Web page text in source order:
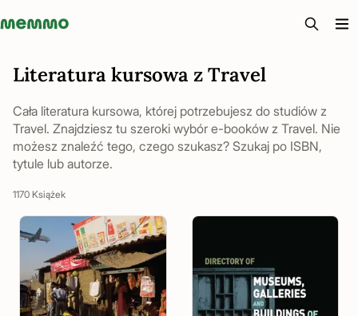
Memmo - AI-verktyg och digital kurslitteratur
Literatura kursowa z Travel
Cała literatura kursowa, której potrzebujesz do studiów z
Travel. Znajdziesz tu szeroki wybór e-booków z Travel. Nie
możesz znaleźć tego, czego szukasz? Szukaj po ISBN,
tytule lub autorze.
1170 Książek